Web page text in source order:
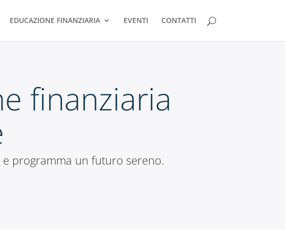
EDUCAZIONE FINANZIARIA EVENTI CONTATTI
finanziaria
programma un futuro sereno.